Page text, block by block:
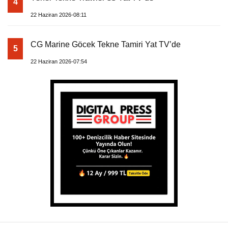
4
22 Haziran 2026-08:11
5 CG Marine Göcek Tekne Tamiri Yat TV’de
22 Haziran 2026-07:54